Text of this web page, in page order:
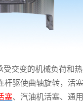
变的机械负荷和热
驱使曲轴旋转，活
塞、汽油机活塞、通用